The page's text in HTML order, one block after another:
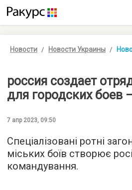
Новости Новости Украины
россия создает
для городских боев
7 апр 2023, 09:50
Спеціалізовані ротні
міських боїв створює
командування.